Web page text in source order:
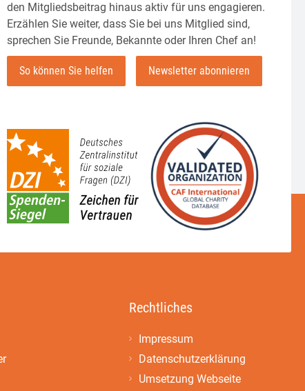
den Mitgliedsbeitrag hinaus aktiv für uns engagieren.
Erzählen Sie weiter, dass Sie bei uns Mitglied sind,
sprechen Sie Freunde, Bekannte oder Ihren Chef an!
So können Sie helfen Newsletter abonnieren
Rechtliches
Impressum
Datenschutzerklärung
Umsetzung Webseite